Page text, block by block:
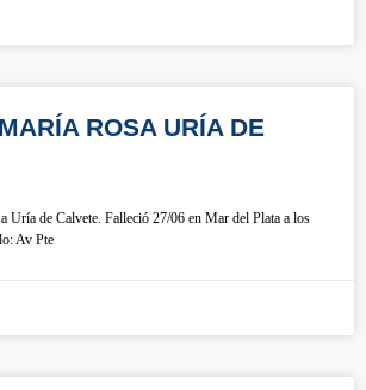
ROSA URÍA DE
Uría de Calvete. Falleció 27/06 en Mar del Plata a los
Av Pte